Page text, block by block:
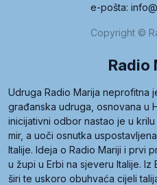
e-pošta:
Copyright ©
Radio
Udruga Radio Marija neprofitna
građanska udruga, osnovana u
inicijativni odbor nastao je u
mir, a uoči osnutka
Italije. Ideja o Radio Mariji i prvi
u župi u Erbi na sjeveru Italije.
širi te uskoro obuhvaća cijeli